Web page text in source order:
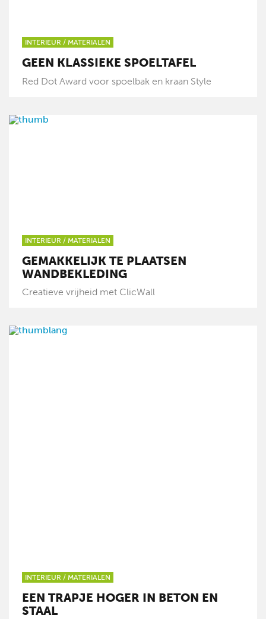
INTERIEUR / MATERIALEN
GEEN KLASSIEKE SPOELTAFEL
Red Dot Award voor spoelbak en kraan Style
INTERIEUR / MATERIALEN
GEMAKKELIJK TE PLAATSEN
WANDBEKLEDING
Creatieve vrijheid met ClicWall
INTERIEUR / MATERIALEN
EEN TRAPJE HOGER IN BETON EN
STAAL